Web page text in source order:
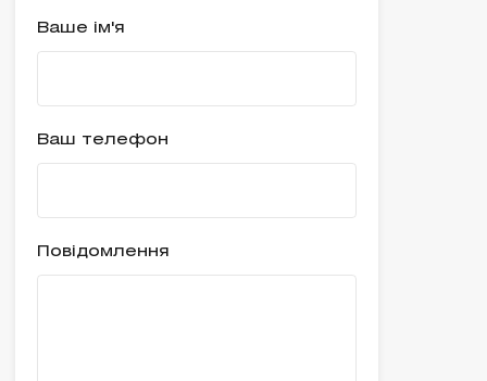
Ваше ім'я
Ваш телефон
Повідомлення